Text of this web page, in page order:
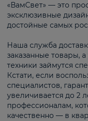
«ВамСвет» — это
эксклюзивные
достойные самых
Наша служба
заказанные товары,
техники займутся
Кстати, если
специалистов,
увеличивается до 2
профессионалам,
качественно — в